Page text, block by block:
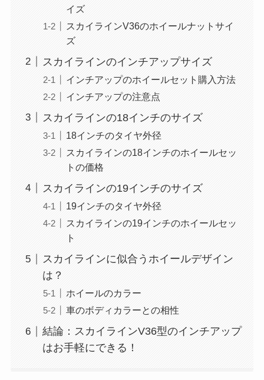
イズ
スカイラインV36のホイールナットサイ
ズ
スカイラインのインチアップサイズ
インチアップのホイールセット購入方法
インチアップの注意点
スカイラインの18インチのサイズ
18インチのタイヤ外径
スカイラインの18インチのホイールセッ
トの価格
スカイラインの19インチのサイズ
19インチのタイヤ外径
スカイラインの19インチのホイールセッ
ト
スカイラインに似合うホイールデザイン
は？
ホイールのカラー
車のボディカラーとの相性
結論：スカイラインV36型のインチアップ
はお手軽にできる！